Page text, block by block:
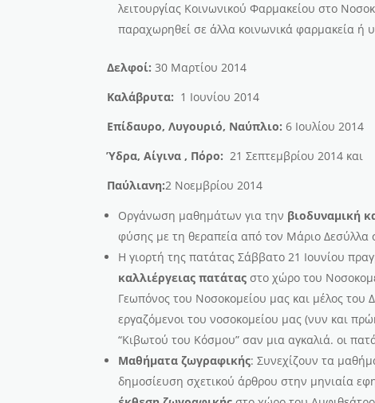
λειτουργίας Κοινωνικού Φαρμακείου στο
παραχωρηθεί σε άλλα κοινωνικά φαρμακεία ή
Δελφοί:30 Μαρτίου 2014
Καλάβρυτα: 1 Ιουνίου 2014
Επίδαυρο, Λυγουριό, Ναύπλιο: 6 Ιουλίου 2014
Ύδρα, Αίγινα , Πόρο: 21 Σεπτεμβρίου 2014 και
Παύλιανη:2 Νοεμβρίου 2014
Οργάνωση μαθημάτων για την βιοδυναμική
φύσης με τη θεραπεία από τον Μάριο Δεσύλλα
Η γιορτή της πατάτας Σάββατο 21 Ιουνίου
καλλιέργειας πατάτας στο χώρο του
Γεωπόνος του Νοσοκομείου μας και μέλος του
εργαζόμενοι του νοσοκομείου μας (νυν και
“Κιβωτού του Κόσμου” σαν μια αγκαλιά. οι
Μαθήματα ζωγραφικής: Συνεχίζουν τα
δημοσίευση σχετικού άρθρου στην μηνιαία